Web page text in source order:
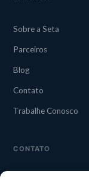
Sobre a Seta
Parceiros
Blog
Contato
Trabalhe Conosco
CONTATO